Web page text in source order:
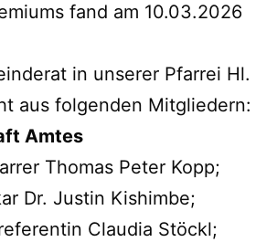
fand am 10.03.2026
in unserer Pfarrei Hl.
aus folgenden Mitgliedern:
Amtes
Thomas Peter Kopp;
Dr. Justin Kishimbe;
Claudia Stöckl;